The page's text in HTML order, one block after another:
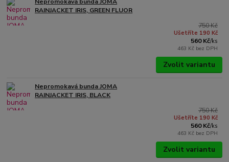
RAINJACKET IRIS, GREEN FLUOR
750 Kč
Ušetříte 190 Kč
560 Kč/ks
463 Kč bez DPH
Zvolit variantu
Nepromokavá bunda JOMA
RAINJACKET IRIS, BLACK
750 Kč
Ušetříte 190 Kč
560 Kč/ks
463 Kč bez DPH
Zvolit variantu